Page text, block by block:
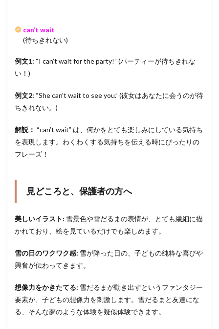
can’t wait
(待ちきれない)
例文1: “I can’t wait for the party!” (パーティーが待ちきれな
い！)
例文2: “She can’t wait to see you.” (彼女はあなたに会うのが待
ちきれない。)
解説： “can’t wait” は、何かをとても楽しみにしている気持ち
を表現します。わくわくする気持ちを伝える時にぴったりの
フレーズ！
見どころと、保護者の方へ
美しいイラスト: 雪景色や雪だるまの表情が、とても繊細に描
かれており、絵を見ているだけでも楽しめます。
雪の日のワクワク感: 雪が降った日の、子どもの純粋な喜びや
興奮が伝わってきます。
想像力をかきたてる: 雪だるまが動き出すというファンタジー
要素が、子どもの想像力を刺激します。雪だるまと友達にな
る、そんな夢のような体験を疑似体験できます。